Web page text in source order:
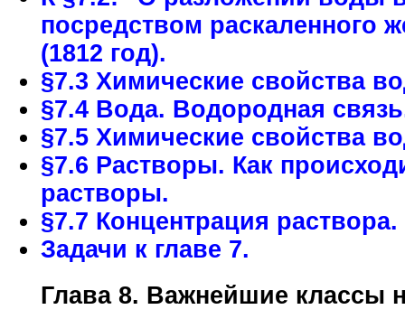
посредством раскаленного
(1812 год).
§7.3 Химические свойства
§7.4 Вода. Водородная
§7.5 Химические свойства
§7.6 Растворы. Как
растворы.
§7.7 Концентрация раствора.
Задачи к главе 7.
Глава 8. Важнейшие классы